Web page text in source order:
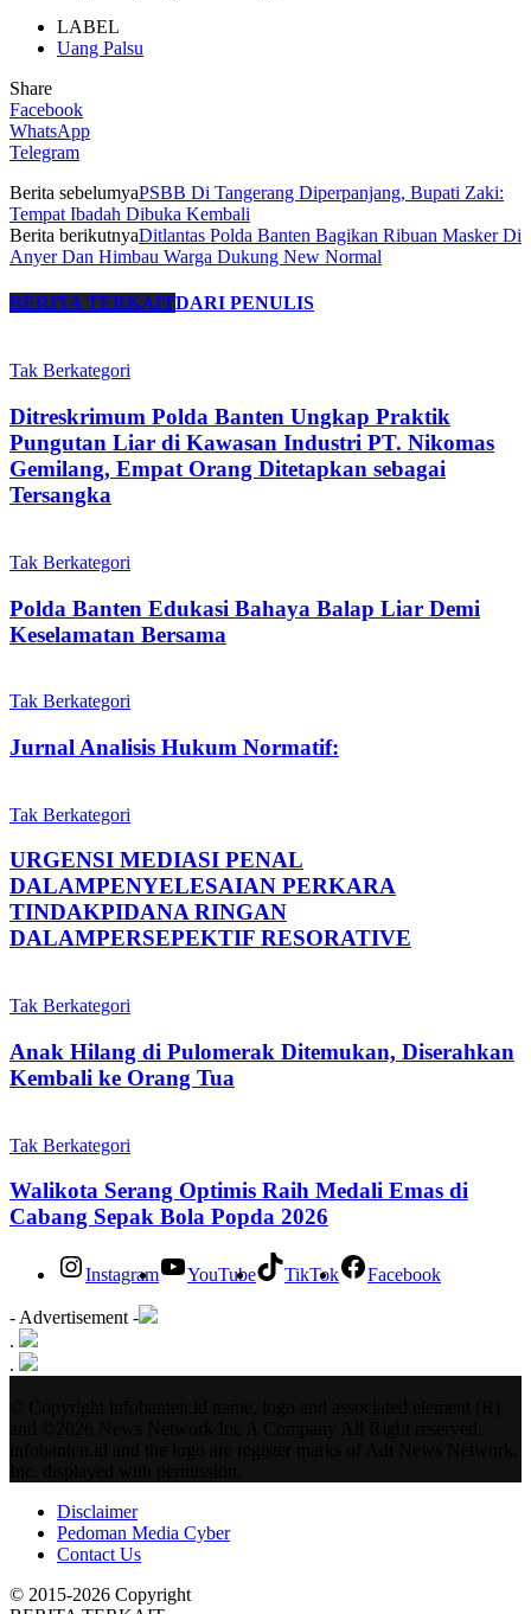
LABEL
Uang Palsu
Share
Facebook
WhatsApp
Telegram
Berita sebelumyaPSBB Di Tangerang Diperpanjang, Bupati Zaki:
Tempat Ibadah Dibuka Kembali
Berita berikutnyaDitlantas Polda Banten Bagikan Ribuan Masker Di
Anyer Dan Himbau Warga Dukung New Normal
BERITA TERKAITDARI PENULIS
Tak Berkategori
Ditreskrimum Polda Banten Ungkap Praktik
Pungutan Liar di Kawasan Industri PT. Nikomas
Gemilang, Empat Orang Ditetapkan sebagai
Tersangka
Tak Berkategori
Polda Banten Edukasi Bahaya Balap Liar Demi
Keselamatan Bersama
Tak Berkategori
Jurnal Analisis Hukum Normatif:
Tak Berkategori
URGENSI MEDIASI PENAL
DALAMPENYELESAIAN PERKARA
TINDAKPIDANA RINGAN
DALAMPERSEPEKTIF RESORATIVE
Tak Berkategori
Anak Hilang di Pulomerak Ditemukan, Diserahkan
Kembali ke Orang Tua
Tak Berkategori
Walikota Serang Optimis Raih Medali Emas di
Cabang Sepak Bola Popda 2026
Instagram YouTube TikTok Facebook
- Advertisement -
.
.
Disclaimer
Pedoman Media Cyber
Contact Us
© 2015-2026 Copyright